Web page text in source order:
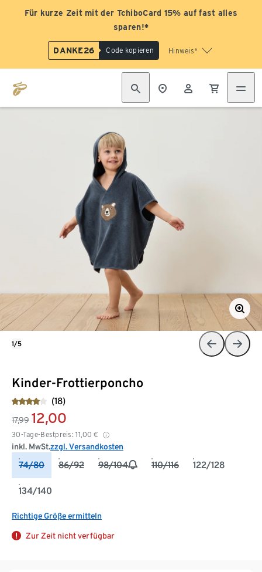
Für kurze Zeit mit der TchiboCard 15% auf fast alles
sparen!*
DANKE26 Code kopieren Hinweis*
Kinder-Frottierponcho
(18)
17,99 12,00
30-Tage-Bestpreis: 11,00 €
inkl. MwSt.zzgl. Versandkosten
74/80 86/92 98/104 110/116 122/128
134/140
Richtige Größe ermitteln
Zur Zeit nicht verfügbar
1/5